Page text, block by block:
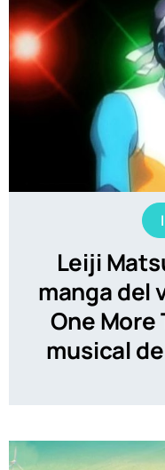
Leiji
manga del
One More
musical